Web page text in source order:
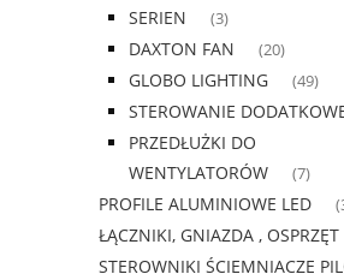
SERIEN (3)
DAXTON FAN (20)
GLOBO LIGHTING (49)
STEROWANIE
PRZEDŁUŻKI DO
WENTYLATORÓW
(7)
PROFILE ALUMINIOWE LED
ŁĄCZNIKI, GNIAZDA , OSPRZĘT
STEROWNIKI ŚCIEMNIACZE